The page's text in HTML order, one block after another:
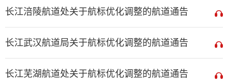
长江涪陵航道处关于航标优化调整的航道通告
长江武汉航道局关于航标优化调整的航道通告
长江芜湖航道处关于航标优化调整的航道通告